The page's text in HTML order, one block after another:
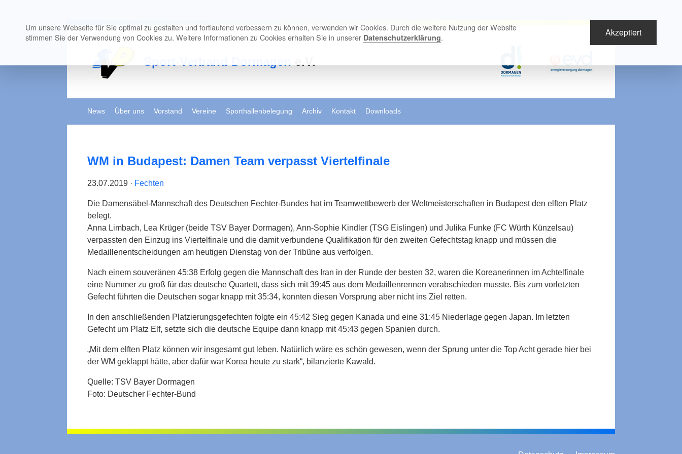
News Über uns Vorstand Vereine Sporthallenbelegung Archiv Kontakt Downloads
WM in Budapest: Damen Team verpasst Viertelfinale
23.07.2019 · Fechten
Die Damensäbel-Mannschaft des Deutschen Fechter-Bundes hat im Teamwettbewerb der Weltmeisterschaften in Budapest den elften Platz
belegt.
Anna Limbach, Lea Krüger (beide TSV Bayer Dormagen), Ann-Sophie Kindler (TSG Eislingen) und Julika Funke (FC Würth Künzelsau)
verpassten den Einzug ins Viertelfinale und die damit verbundene Qualifikation für den zweiten Gefechtstag knapp und müssen die
Medaillenentscheidungen am heutigen Dienstag von der Tribüne aus verfolgen.
Nach einem souveränen 45:38 Erfolg gegen die Mannschaft des Iran in der Runde der besten 32, waren die Koreanerinnen im Achtelfinale
eine Nummer zu groß für das deutsche Quartett, dass sich mit 39:45 aus dem Medaillenrennen verabschieden musste. Bis zum vorletzten
Gefecht führten die Deutschen sogar knapp mit 35:34, konnten diesen Vorsprung aber nicht ins Ziel retten.
In den anschließenden Platzierungsgefechten folgte ein 45:42 Sieg gegen Kanada und eine 31:45 Niederlage gegen Japan. Im letzten
Gefecht um Platz Elf, setzte sich die deutsche Equipe dann knapp mit 45:43 gegen Spanien durch.
„Mit dem elften Platz können wir insgesamt gut leben. Natürlich wäre es schön gewesen, wenn der Sprung unter die Top Acht gerade hier bei
der WM geklappt hätte, aber dafür war Korea heute zu stark“, bilanzierte Kawald.
Quelle: TSV Bayer Dormagen
Foto: Deutscher Fechter-Bund
Um unsere Webseite für Sie optimal zu gestalten und fortlaufend verbessern zu können, verwenden wir Cookies. Durch die weitere Nutzung der Website
stimmen Sie der Verwendung von Cookies zu. Weitere Informationen zu Cookies erhalten Sie in unserer Datenschutzerklärung. Akzeptiert